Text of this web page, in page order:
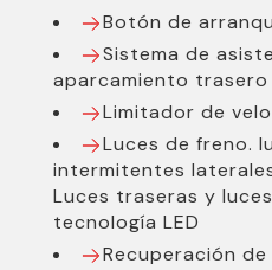
Botón de
Sistema de
aparcamiento trasero
Limitador de
Luces de freno.
intermitentes
Luces traseras y
tecnología LED
Recuperación de